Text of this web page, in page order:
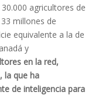
agricultores de
millones de
equivalente a la de
y
en la red,
la que ha
de inteligencia para